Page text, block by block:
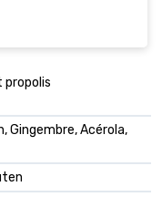
propolis
Gingembre, Acérola,